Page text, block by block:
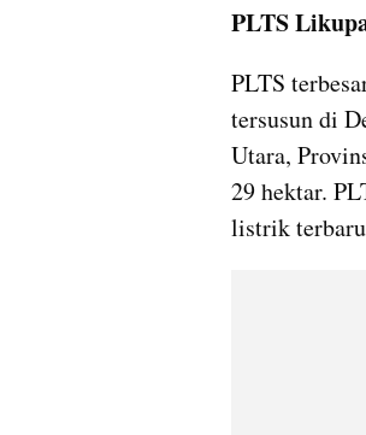
PLTS
PLTS
tersusun di
Utara,
29 hektar.
listrik